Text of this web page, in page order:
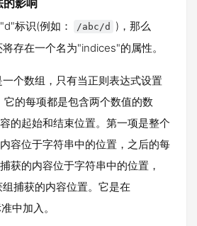
影响
标识(例如： /abc/d
)，那么
存在一个名为"indices"的属性。
个数组，只有当正则表达式设置
的每项都是包含两个数值的数
的起始和结束位置。第一项是整个
容位于字符串中的位置，之后的每
获的内容位于字符串中的位置，
捕获的内容位置。它是在
中加入。